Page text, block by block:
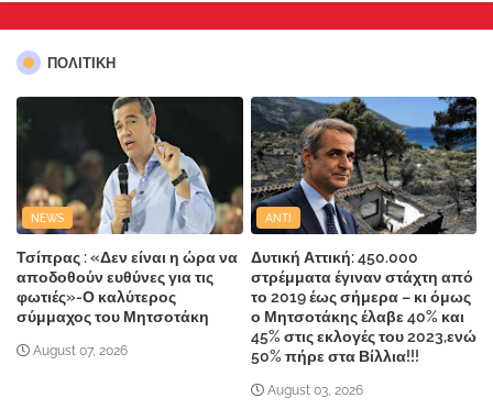
ΠΟΛΙΤΙΚΗ
NEWS
Τσίπρας : «Δεν είναι η ώρα να
αποδοθούν ευθύνες για τις
φωτιές»-Ο καλύτερος
σύμμαχος του Μητσοτάκη
August 07, 2026
ANTI
Δυτική Αττική: 450.000
στρέμματα έγιναν στάχτη από
το 2019 έως σήμερα – κι όμως
ο Μητσοτάκης έλαβε 40% και
45% στις εκλογές του 2023,ενώ
50% πήρε στα Βίλλια!!!
August 03, 2026